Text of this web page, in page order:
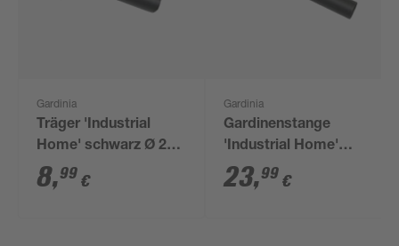
Gardinia
Träger 'Industrial
Home' schwarz Ø 25
x 100 mm
8,99 €
Gardinia
Gardinenstange
'Industrial Home'
schwarz Ø 25 x 2400
mm
23,99 €